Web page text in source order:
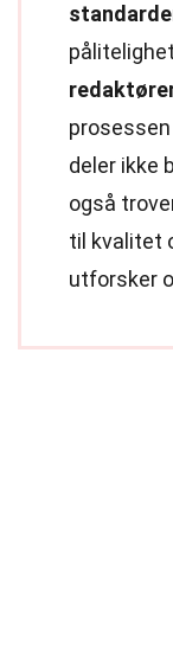
deler ikke
også
til kvalitet
utforsker